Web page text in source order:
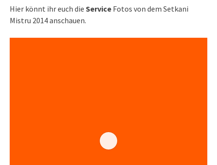
Hier könnt ihr euch die Service Fotos von dem Setkani
Mistru 2014 anschauen.